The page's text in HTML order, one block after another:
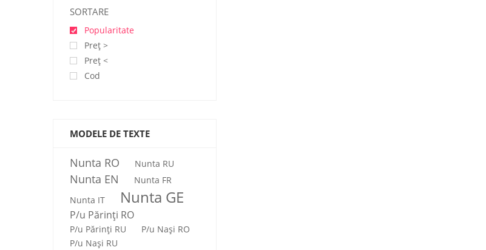
SORTARE
Popularitate
Preţ >
Preţ <
Cod
MODELE DE TEXTE
Nunta RO Nunta RU
Nunta EN
Nunta FR
Nunta IT
Nunta GE
P/u Părinți RO
P/u Părinți RU
P/u Nași RO
P/u Nași RU